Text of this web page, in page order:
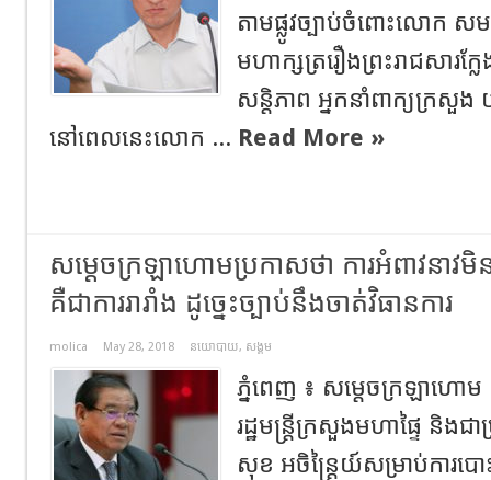
តាមផ្លូវច្បាប់ចំពោះលោក ស
មហាក្សត្ររឿងព្រះរាជសារក្
សន្តិភាព អ្នកនាំពាក្យក្រសួង
នៅពេលនេះលោក ... Read More »
សម្ដេចក្រឡាហោមប្រកាសថា ការអំពាវនាវមិ
គឺជាការរារាំង ដូច្នេះច្បាប់នឹងចាត់វិធានការ
molica May 28, 2018 នយោបាយ, សង្គម
ភ្នំពេញ ៖ សម្ដេចក្រឡាហោម
រដ្ឋមន្ដ្រីក្រសួងមហាផ្ទៃ និងជ
សុខ អចិន្ដ្រៃយ៍សម្រាប់ការបោ